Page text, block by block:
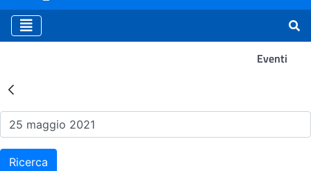
Eventi
Risultati della Ricerca -
Ricerca